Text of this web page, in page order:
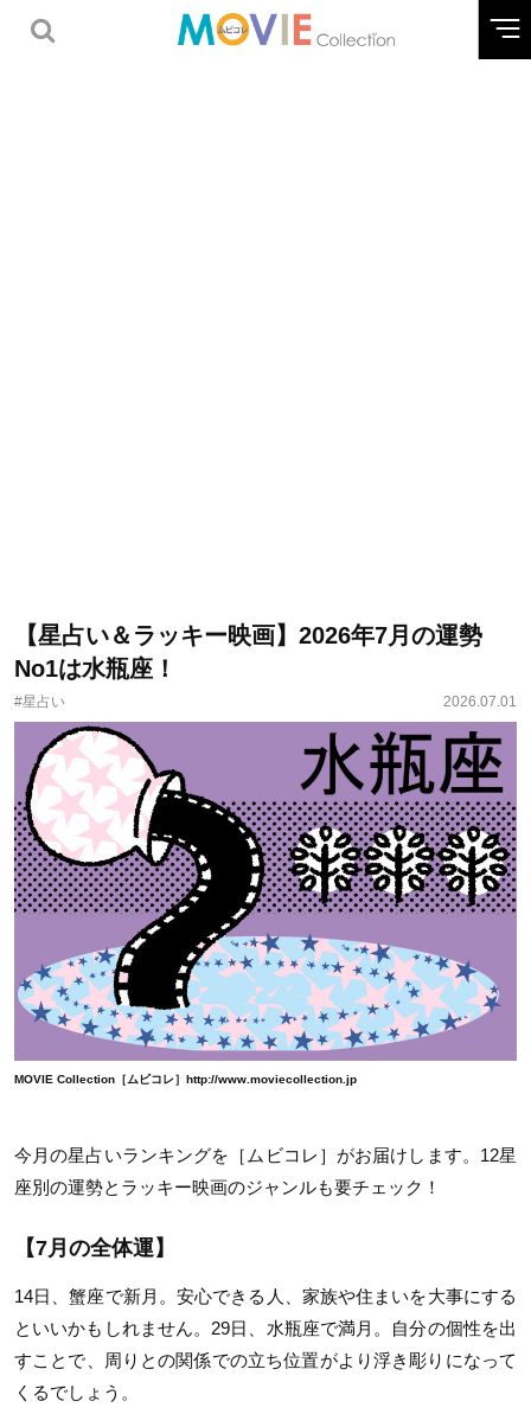
【星占い＆ラッキー映画】2026年7月の運勢
No1は水瓶座！
#星占い 2026.07.01
MOVIE Collection［ムビコレ］http://www.moviecollection.jp
今月の星占いランキングを［ムビコレ］がお届けします。12星
座別の運勢とラッキー映画のジャンルも要チェック！
【7月の全体運】
14日、蟹座で新月。安心できる人、家族や住まいを大事にする
といいかもしれません。29日、水瓶座で満月。自分の個性を出
すことで、周りとの関係での立ち位置がより浮き彫りになって
くるでしょう。